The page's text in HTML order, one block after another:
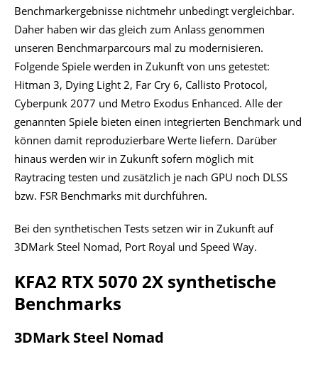
Benchmarkergebnisse nichtmehr unbedingt vergleichbar.
Daher haben wir das gleich zum Anlass genommen
unseren Benchmarparcours mal zu modernisieren.
Folgende Spiele werden in Zukunft von uns getestet:
Hitman 3, Dying Light 2, Far Cry 6, Callisto Protocol,
Cyberpunk 2077 und Metro Exodus Enhanced. Alle der
genannten Spiele bieten einen integrierten Benchmark und
können damit reproduzierbare Werte liefern. Darüber
hinaus werden wir in Zukunft sofern möglich mit
Raytracing testen und zusätzlich je nach GPU noch DLSS
bzw. FSR Benchmarks mit durchführen.
Bei den synthetischen Tests setzen wir in Zukunft auf
3DMark Steel Nomad, Port Royal und Speed Way.
KFA2 RTX 5070 2X synthetische
Benchmarks
3DMark Steel Nomad